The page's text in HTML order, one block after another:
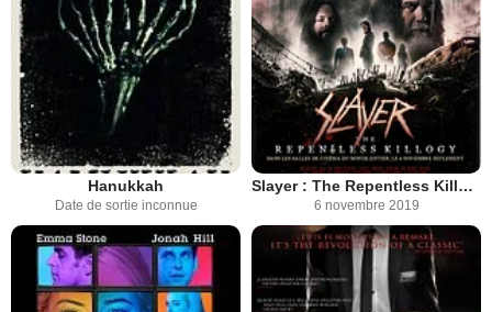
Hanukkah
Date de sortie inconnue
Slayer : The Repentless Killogy
6 novembre 2019